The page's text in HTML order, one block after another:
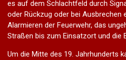
es auf dem Schlachtfeld durch
oder Rückzug oder bei Ausbrechen
Alarmieren der Feuerwehr, das
Straßen bis zum Einsatzort und die
Um die Mitte des 19. Jahrhunderts